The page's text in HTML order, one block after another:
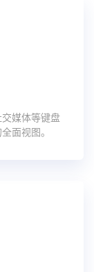
媒体等键盘
面视图。